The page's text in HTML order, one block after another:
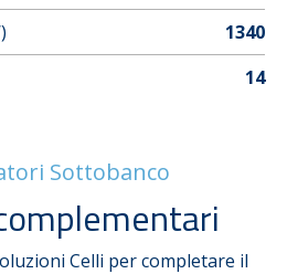
1340
14
Sottobanco
Celli per completare il